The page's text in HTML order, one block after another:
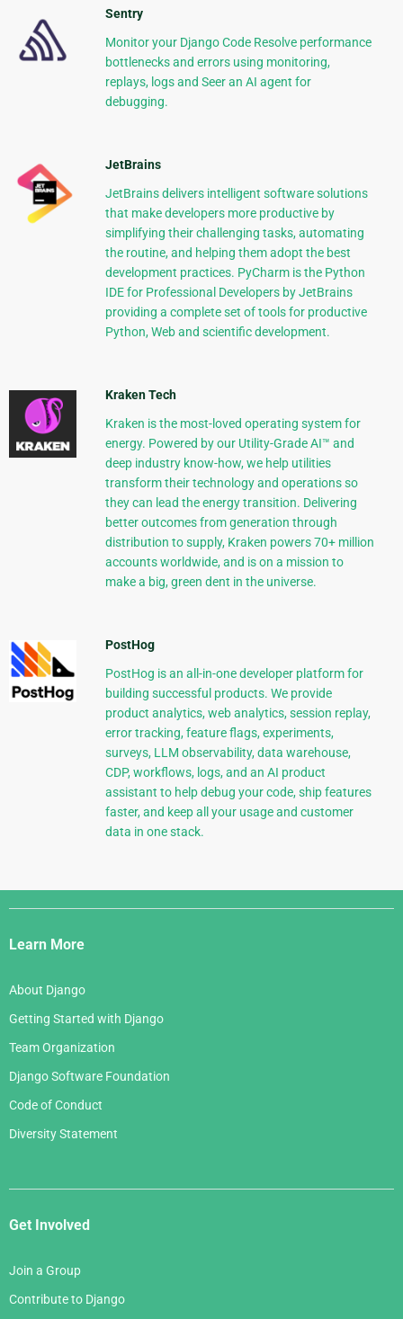
Sentry
Monitor your Django Code Resolve performance
bottlenecks and errors using monitoring,
replays, logs and Seer an AI agent for
debugging.
JetBrains
JetBrains delivers intelligent software solutions
that make developers more productive by
simplifying their challenging tasks, automating
the routine, and helping them adopt the best
development practices. PyCharm is the Python
IDE for Professional Developers by JetBrains
providing a complete set of tools for productive
Python, Web and scientific development.
Kraken Tech
Kraken is the most-loved operating system for
energy. Powered by our Utility-Grade AI™ and
deep industry know-how, we help utilities
transform their technology and operations so
they can lead the energy transition. Delivering
better outcomes from generation through
distribution to supply, Kraken powers 70+ million
accounts worldwide, and is on a mission to
make a big, green dent in the universe.
PostHog
PostHog is an all-in-one developer platform for
building successful products. We provide
product analytics, web analytics, session replay,
error tracking, feature flags, experiments,
surveys, LLM observability, data warehouse,
CDP, workflows, logs, and an AI product
assistant to help debug your code, ship features
faster, and keep all your usage and customer
data in one stack.
Django
Links
Learn More
About Django
Getting Started with Django
Team Organization
Django Software Foundation
Code of Conduct
Diversity Statement
Get Involved
Join a Group
Contribute to Django